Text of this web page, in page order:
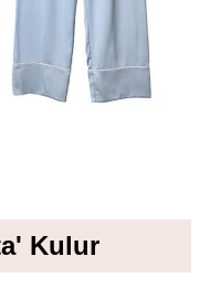
Kulur